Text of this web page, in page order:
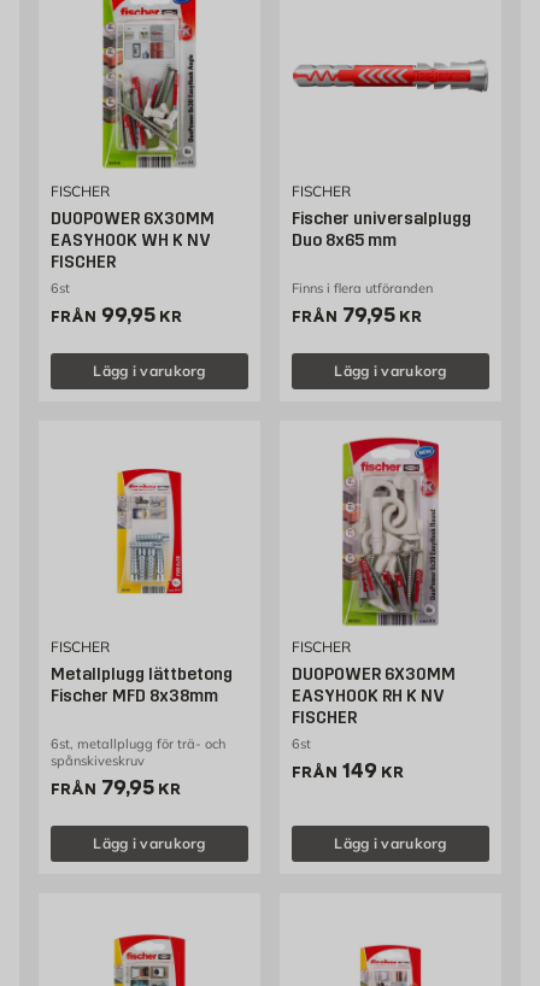
FISCHER
DUOPOWER 6X30MM
EASYHOOK WH K NV
FISCHER
6st
FRÅN Pris 99.95 kr
99,95 KR
Lägg i varukorg
FISCHER
Fischer universalplugg
Duo 8x65 mm
Finns i flera utföranden
FRÅN Pris 79.95 kr
79,95 KR
Lägg i varukorg
FISCHER
Metallplugg lättbetong
Fischer MFD 8x38mm
6st, metallplugg för trä- och
spånskiveskruv
FRÅN Pris 79.95 kr
79,95 KR
Lägg i varukorg
FISCHER
DUOPOWER 6X30MM
EASYHOOK RH K NV
FISCHER
6st
FRÅN Pris 149 kr
149 KR
Lägg i varukorg